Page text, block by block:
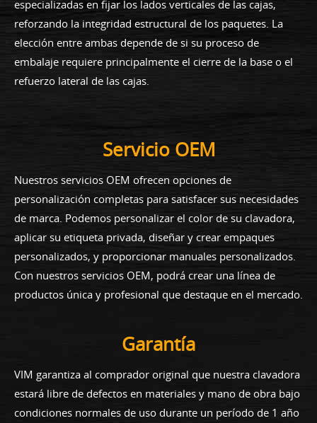
especializadas en fijar los lados verticales de las cajas,
reforzando la integridad estructural de los paquetes. La
elección entre ambas depende de si su proceso de
embalaje requiere principalmente el cierre de la base o el
refuerzo lateral de las cajas.
Servicio OEM
Nuestros servicios OEM ofrecen opciones de
personalización completas para satisfacer sus necesidades
de marca. Podemos personalizar el color de su clavadora,
aplicar su etiqueta privada, diseñar y crear empaques
personalizados, y proporcionar manuales personalizados.
Con nuestros servicios OEM, podrá crear una línea de
productos única y profesional que destaque en el mercado.
Garantía
VIM garantiza al comprador original que nuestra clavadora
estará libre de defectos en materiales y mano de obra bajo
condiciones normales de uso durante un período de 1 año